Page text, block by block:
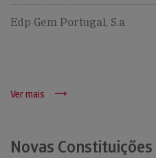
Edp Gem Portugal, S.a
Ver mais
Novas Constituições